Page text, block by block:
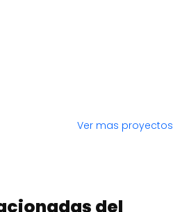
Ver mas proyectos
del